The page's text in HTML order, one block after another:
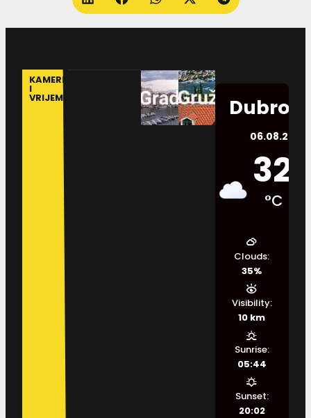
KAMERE
I
VRIJEME
06.08.2026.
32
°C
Clouds:
35%
Visibility:
10 km
Sunrise:
05:44
Sunset:
20:02